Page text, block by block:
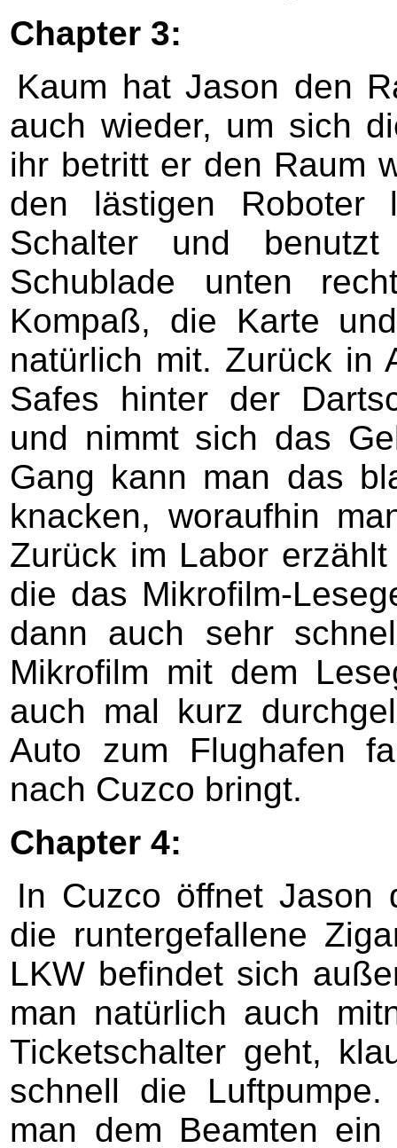
Chapter 3:
Kaum hat Jason den
auch wieder, um sich
ihr betritt er den Raum
den lästigen Roboter
Schalter und
Schublade unten
Kompaß, die Karte
natürlich mit. Zurück in
Safes hinter der
und nimmt sich das
Gang kann man das
knacken, woraufhin
Zurück im Labor
die das Mikrofilm-
dann auch sehr
Mikrofilm mit dem
auch mal kurz
Auto zum Flughafen
nach Cuzco bringt.
Chapter 4:
In Cuzco öffnet Jason
die runtergefallene
LKW befindet sich
man natürlich auch
Ticketschalter geht,
schnell die
man dem Beamten